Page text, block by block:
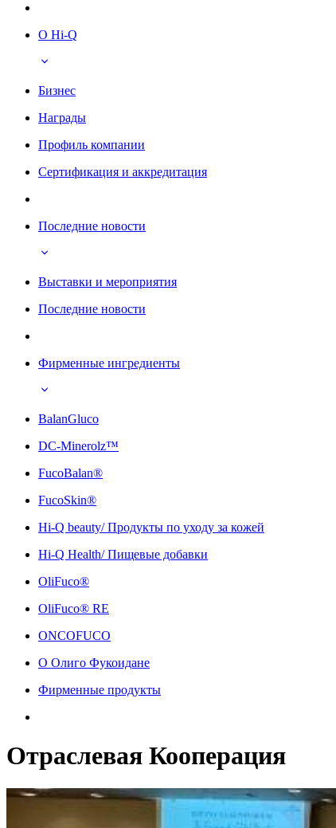
О Hi-Q
Бизнес
Награды
Профиль компании
Сертификация и аккредитация
Последние новости
Выставки и мероприятия
Последние новости
Фирменные ингредиенты
BalanGluco
DC-Minerolz™
FucoBalan®
FucoSkin®
Hi-Q beauty/ Продукты по уходу за кожей
Hi-Q Health/ Пищевые добавки
OliFuco®
OliFuco® RE
ONCOFUCO
О Олиго Фукоидане
Фирменные продукты
Отраслевая Кооперация